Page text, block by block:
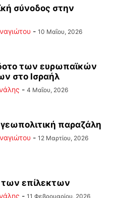
σύνοδος στην
- 10 Μαΐου, 2026
των ευρωπαϊκών
στο Ισραήλ
- 4 Μαΐου, 2026
παραζάλη
- 12 Μαρτίου, 2026
των επίλεκτων
- 11 Φεβρουαρίου, 2026